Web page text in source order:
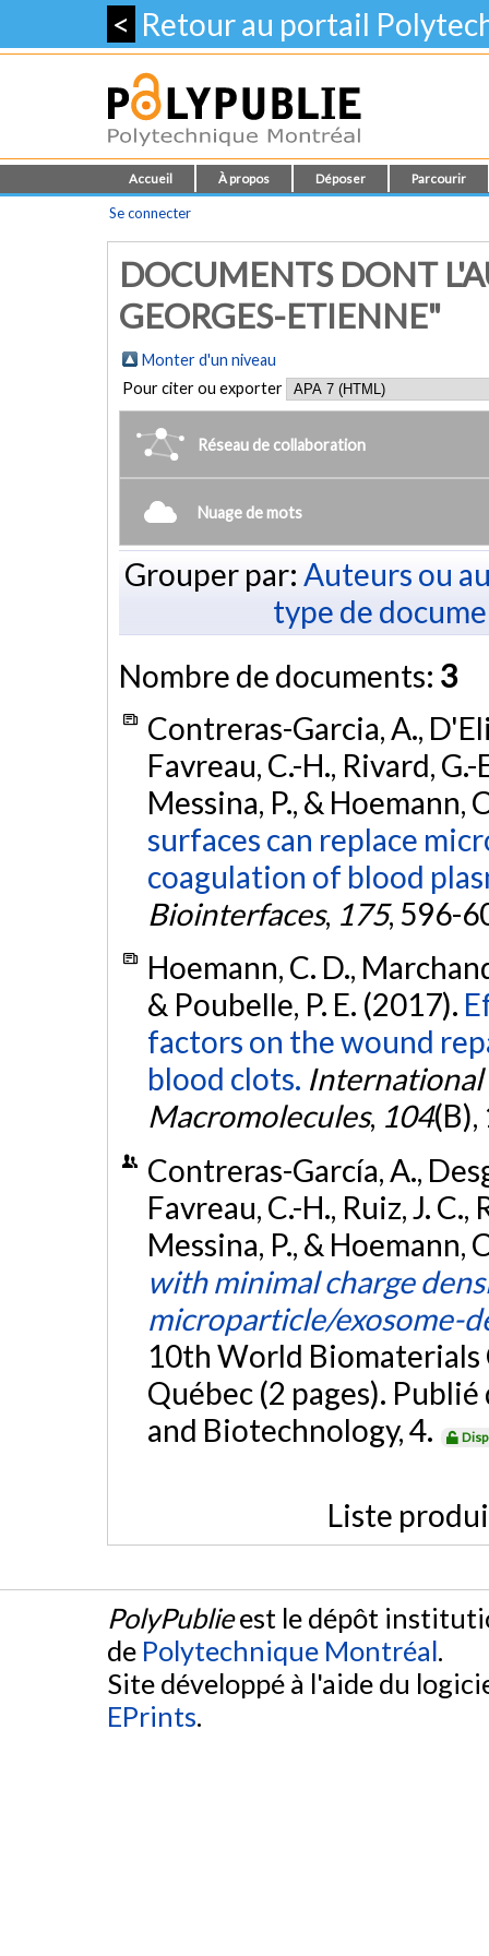
< Retour au portail
Accueil À propos Déposer Parcourir
Se connecter
DOCUMENTS DONT
GEORGES-ETIENNE"
Monter d'un niveau
Pour citer ou exporter
Réseau de collaboration
Nuage de mots
Grouper par: Auteurs ou
type de
Nombre de documents: 3
Contreras-Garcia, A.,
Favreau, C.-H., Rivard,
Messina, P., & Hoemann,
surfaces can replace
coagulation of blood
Biointerfaces, 175, 596-
Hoemann, C. D.,
& Poubelle, P. E. (2017).
factors on the wound
blood clots. International
Macromolecules, 104
Contreras-García, A.,
Favreau, C.-H., Ruiz, J.
Messina, P., & Hoemann,
with minimal charge
microparticle/exosome-
10th World Biomaterials
Québec (2 pages).
and Biotechnology, 4.
Liste
PolyPublieest le dépôt
de Polytechnique Montréal.
Site développé à l'aide du
EPrints.